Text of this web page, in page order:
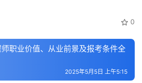
0
职业价值、从业前景及报考条件全
2025年5月5日 上午5:15